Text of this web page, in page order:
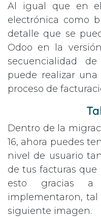
Al igual que en
electrónica como
detalle que se
Odoo en la
secuencialidad
puede realizar
proceso de
Dentro de la
16, ahora puedes
nivel de usuario
de tus facturas
esto gracias
implementaron,
siguiente imagen.